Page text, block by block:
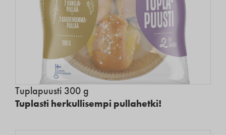
Tuplapuusti 300 g
Tuplasti herkullisempi pullahetki!